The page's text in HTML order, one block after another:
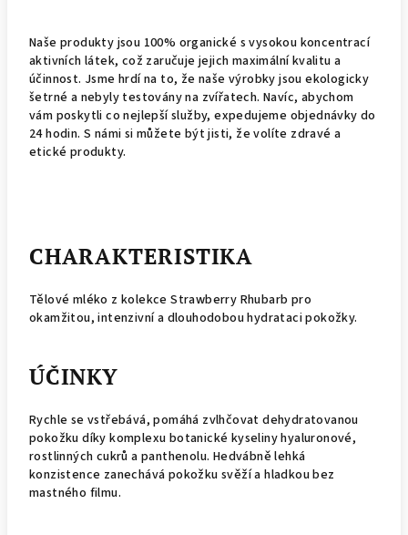
Naše produkty jsou 100% organické s vysokou koncentrací
aktivních látek, což zaručuje jejich maximální kvalitu a
účinnost. Jsme hrdí na to, že naše výrobky jsou ekologicky
šetrné a nebyly testovány na zvířatech. Navíc, abychom
vám poskytli co nejlepší služby, expedujeme objednávky do
24 hodin. S námi si můžete být jisti, že volíte zdravé a
etické produkty.
CHARAKTERISTIKA
Tělové mléko z kolekce Strawberry Rhubarb pro
okamžitou, intenzivní a dlouhodobou hydrataci pokožky.
ÚČINKY
Rychle se vstřebává, pomáhá zvlhčovat dehydratovanou
pokožku díky komplexu botanické kyseliny hyaluronové,
rostlinných cukrů a panthenolu. Hedvábně lehká
konzistence zanechává pokožku svěží a hladkou bez
mastného filmu.